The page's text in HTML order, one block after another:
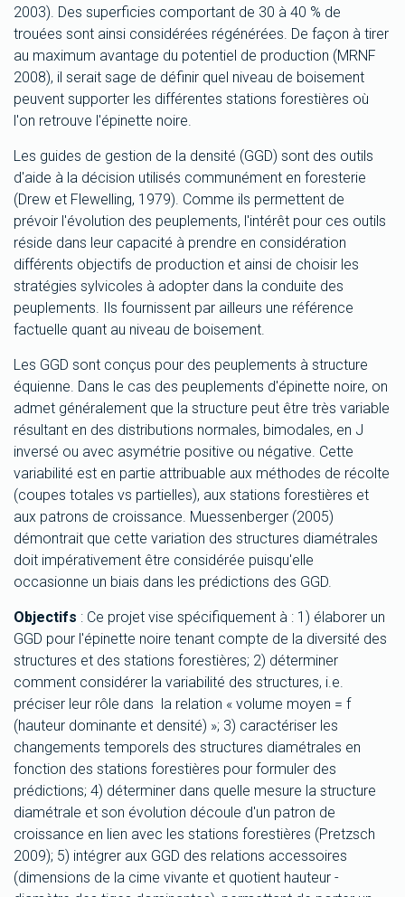
2003). Des superficies comportant de 30 à 40 % de
trouées sont ainsi considérées régénérées. De façon à tirer
au maximum avantage du potentiel de production (MRNF
2008), il serait sage de définir quel niveau de boisement
peuvent supporter les différentes stations forestières où
l'on retrouve l'épinette noire.
Les guides de gestion de la densité (GGD) sont des outils
d'aide à la décision utilisés communément en foresterie
(Drew et Flewelling, 1979). Comme ils permettent de
prévoir l'évolution des peuplements, l'intérêt pour ces outils
réside dans leur capacité à prendre en considération
différents objectifs de production et ainsi de choisir les
stratégies sylvicoles à adopter dans la conduite des
peuplements. Ils fournissent par ailleurs une référence
factuelle quant au niveau de boisement.
Les GGD sont conçus pour des peuplements à structure
équienne. Dans le cas des peuplements d'épinette noire, on
admet généralement que la structure peut être très variable
résultant en des distributions normales, bimodales, en J
inversé ou avec asymétrie positive ou négative. Cette
variabilité est en partie attribuable aux méthodes de récolte
(coupes totales vs partielles), aux stations forestières et
aux patrons de croissance. Muessenberger (2005)
démontrait que cette variation des structures diamétrales
doit impérativement être considérée puisqu'elle
occasionne un biais dans les prédictions des GGD.
Objectifs : Ce projet vise spécifiquement à : 1) élaborer un
GGD pour l'épinette noire tenant compte de la diversité des
structures et des stations forestières; 2) déterminer
comment considérer la variabilité des structures, i.e.
préciser leur rôle dans la relation « volume moyen = f
(hauteur dominante et densité) »; 3) caractériser les
changements temporels des structures diamétrales en
fonction des stations forestières pour formuler des
prédictions; 4) déterminer dans quelle mesure la structure
diamétrale et son évolution découle d'un patron de
croissance en lien avec les stations forestières (Pretzsch
2009); 5) intégrer aux GGD des relations accessoires
(dimensions de la cime vivante et quotient hauteur -